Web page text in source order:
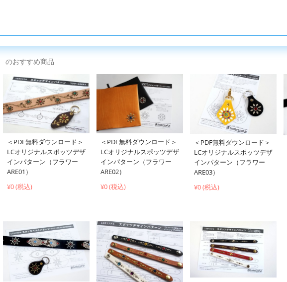
のおすすめ商品
＜PDF無料ダウンロード＞
LCオリジナルスポッツデザ
インパターン（フラワー
ARE01）
¥0 (税込)
＜PDF無料ダウンロード＞
LCオリジナルスポッツデザ
インパターン（フラワー
ARE02）
¥0 (税込)
＜PDF無料ダウンロード＞
LCオリジナルスポッツデザ
インパターン（フラワー
ARE03）
¥0 (税込)